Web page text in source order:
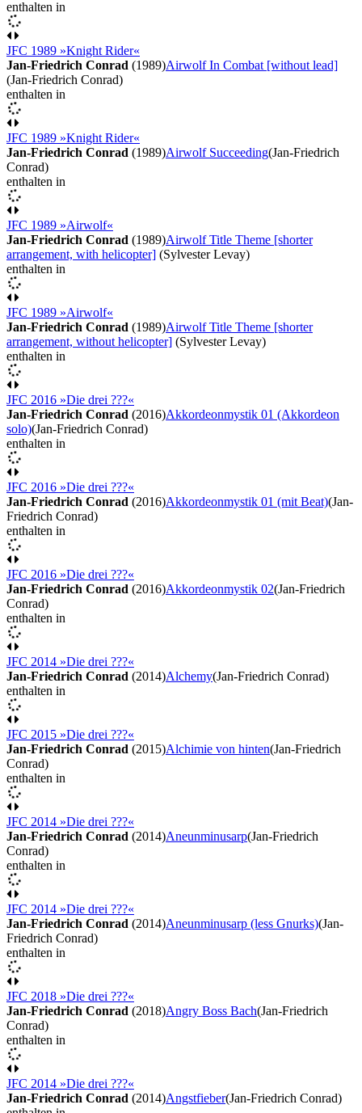
enthalten in
JFC 1989 »Knight Rider«
Jan-Friedrich Conrad (1989)Airwolf In Combat [without lead]
(Jan-Friedrich Conrad)
enthalten in
JFC 1989 »Knight Rider«
Jan-Friedrich Conrad (1989)Airwolf Succeeding(Jan-Friedrich
Conrad)
enthalten in
JFC 1989 »Airwolf«
Jan-Friedrich Conrad (1989)Airwolf Title Theme [shorter
arrangement, with helicopter] (Sylvester Levay)
enthalten in
JFC 1989 »Airwolf«
Jan-Friedrich Conrad (1989)Airwolf Title Theme [shorter
arrangement, without helicopter] (Sylvester Levay)
enthalten in
JFC 2016 »Die drei ???«
Jan-Friedrich Conrad (2016)Akkordeonmystik 01 (Akkordeon
solo)(Jan-Friedrich Conrad)
enthalten in
JFC 2016 »Die drei ???«
Jan-Friedrich Conrad (2016)Akkordeonmystik 01 (mit Beat)(Jan-
Friedrich Conrad)
enthalten in
JFC 2016 »Die drei ???«
Jan-Friedrich Conrad (2016)Akkordeonmystik 02(Jan-Friedrich
Conrad)
enthalten in
JFC 2014 »Die drei ???«
Jan-Friedrich Conrad (2014)Alchemy(Jan-Friedrich Conrad)
enthalten in
JFC 2015 »Die drei ???«
Jan-Friedrich Conrad (2015)Alchimie von hinten(Jan-Friedrich
Conrad)
enthalten in
JFC 2014 »Die drei ???«
Jan-Friedrich Conrad (2014)Aneunminusarp(Jan-Friedrich
Conrad)
enthalten in
JFC 2014 »Die drei ???«
Jan-Friedrich Conrad (2014)Aneunminusarp (less Gnurks)(Jan-
Friedrich Conrad)
enthalten in
JFC 2018 »Die drei ???«
Jan-Friedrich Conrad (2018)Angry Boss Bach(Jan-Friedrich
Conrad)
enthalten in
JFC 2014 »Die drei ???«
Jan-Friedrich Conrad (2014)Angstfieber(Jan-Friedrich Conrad)